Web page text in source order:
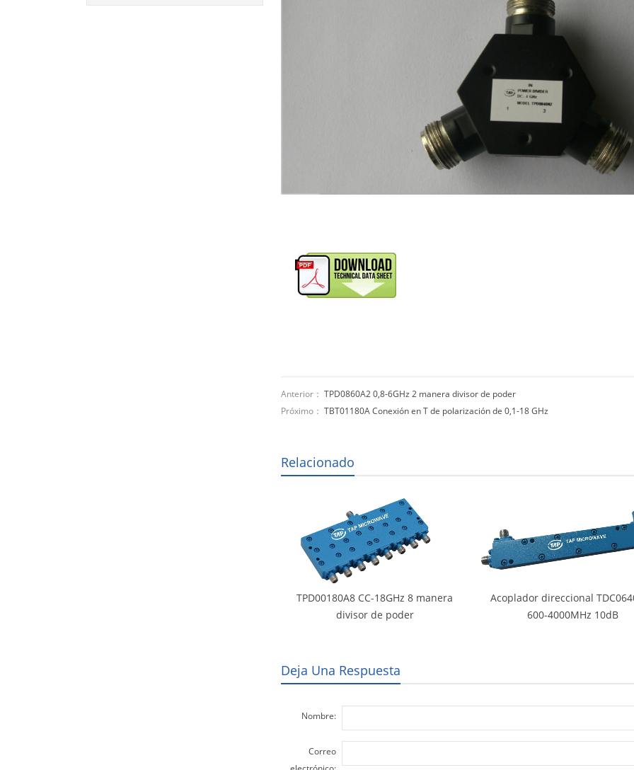
Anterior： TPD0860A2 0,8-6GHz 2 manera divisor de poder
Próximo： TBT01180A Conexión en T de polarización de 0,1-18 GHz
Relacionado
TPD00180A8 CC-18GHz 8 manera
divisor de poder
Acoplador direccional
600-4000MHz 10dB
Deja Una Respuesta
Nombre:
Correo